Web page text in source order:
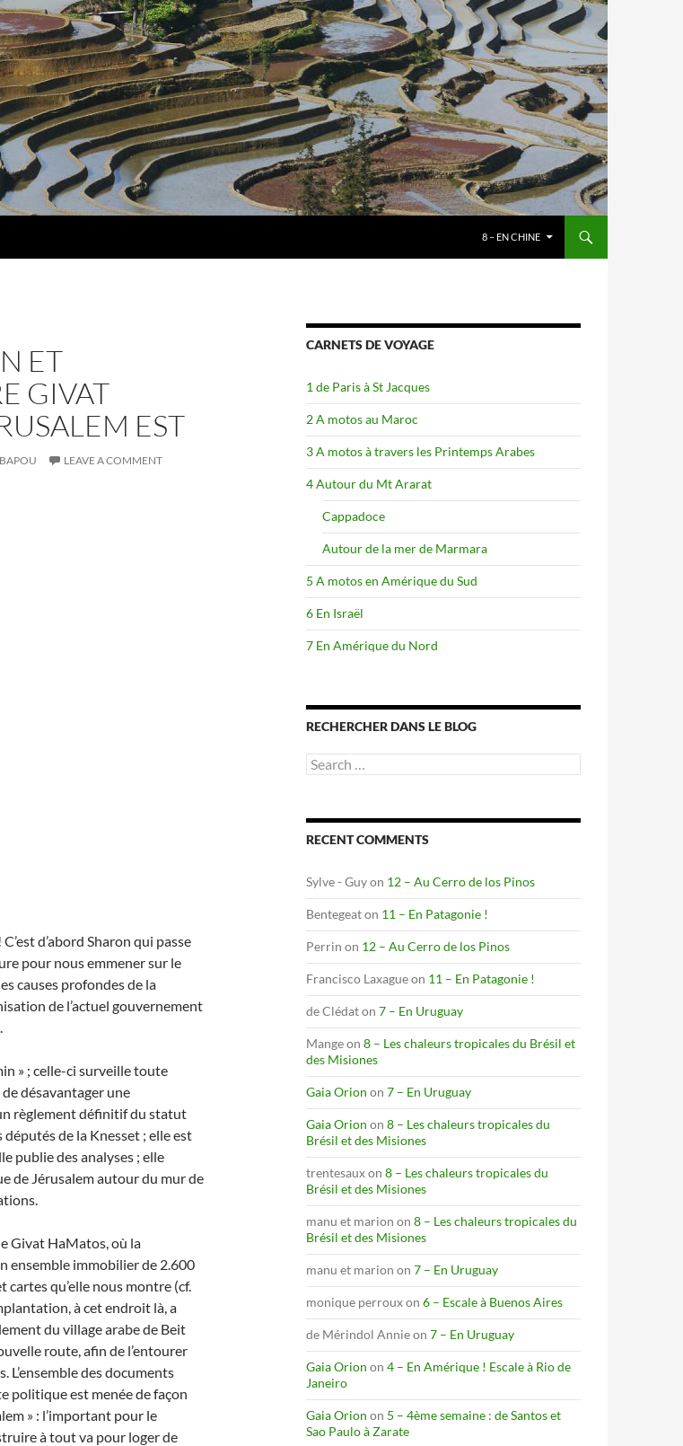
8 – EN CHINE
ET
GIVAT
EST
BAPOU LEAVE A COMMENT
d’abord Sharon qui passe
pour nous emmener sur le
causes profondes de la
de l’actuel gouvernement
» ; celle-ci surveille toute
désavantager une
règlement définitif du statut
de la Knesset ; elle est
publie des analyses ; elle
de Jérusalem autour du mur de
Givat HaMatos, où la
ensemble immobilier de 2.600
cartes qu’elle nous montre (cf.
à cet endroit là, a
du village arabe de Beit
route, afin de l’entourer
des documents
politique est menée de façon
» : l’important pour le
à tout va pour loger de
CARNETS DE VOYAGE
1 de Paris à St Jacques
2 A motos au Maroc
3 A motos à travers les Printemps Arabes
4 Autour du Mt Ararat
Cappadoce
Autour de la mer de Marmara
5 A motos en Amérique du Sud
6 En Israël
7 En Amérique du Nord
RECHERCHER DANS LE BLOG
Search
for:
RECENT COMMENTS
Sylve - Guyon 12 – Au Cerro de los Pinos
Bentegeaton 11 – En Patagonie !
Perrin on 12 – Au Cerro de los Pinos
Francisco Laxagueon 11 – En Patagonie !
de Clédaton 7 – En Uruguay
Mangeon 8 – Les chaleurs tropicales du Brésil et
des Misiones
Gaia Orion on 7 – En Uruguay
Gaia Orion on 8 – Les chaleurs tropicales du
Brésil et des Misiones
trentesauxon 8 – Les chaleurs tropicales du
Brésil et des Misiones
manu et marion on 8 – Les chaleurs tropicales du
Brésil et des Misiones
manu et marion on 7 – En Uruguay
monique perrouxon 6 – Escale à Buenos Aires
de Mérindol Annieon 7 – En Uruguay
Gaia Orion on 4 – En Amérique ! Escale à Rio de
Janeiro
Gaia Orion on 5 – 4ème semaine : de Santos et
Sao Paulo à Zarate